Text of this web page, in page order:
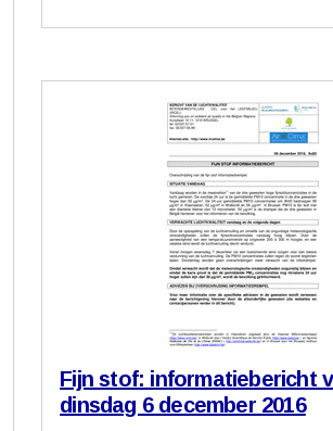
Fijn stof: informatiebericht
dinsdag 6 december 2016